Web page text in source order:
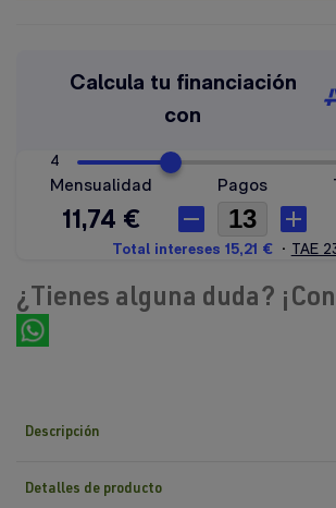
¿Tienes alguna duda?
Descripción
Detalles de producto